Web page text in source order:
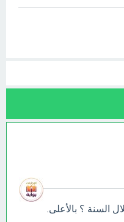
السنة ؟ بالأعلى.